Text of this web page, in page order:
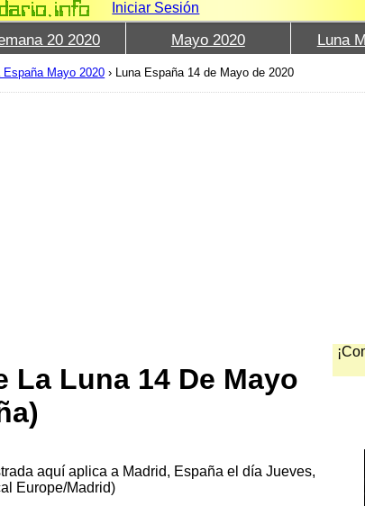
Iniciar Sesión
20 2020 Mayo 2020 Luna
España Mayo 2020 › Luna España 14 de Mayo de 2020
La Luna 14 De Mayo
aquí aplica a Madrid, España el día Jueves,
Europe/Madrid)